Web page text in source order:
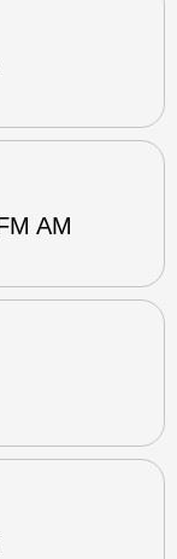
AM